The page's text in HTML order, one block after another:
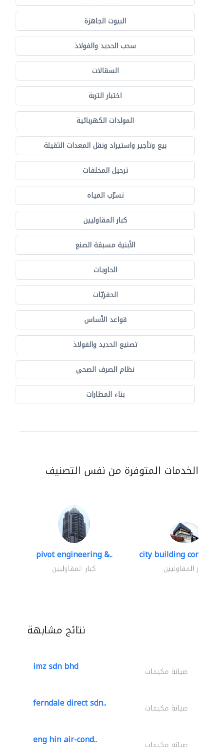
البيوت الجاهزة
سحب الحديد والفولاذ
السقالات
اختبار التربة
المولدات الكهربائية
بيع وتأجير واستيراد ونقل المعدات الثقيلة
ترحيل المخلفات
تسرّب المياه
كبار المقاوليين
الأبنية مسبقة الصنع
الحاويات
الحفريّات
قواعد الأساس
تصنيع الحديد والفولاذ
نظام الصرف الصحي
بناء المطارات
الخدمات المتوفرة من نفس التصنيف
pivot engineering &..
كبار المقاوليين
city building
كبار المقاوليين
نتائج مشابهة
imz sdn bhd صيانة مكيفات
ferndale direct sdn.. صيانة مكيفات
eng hin air-cond.. صيانة مكيفات